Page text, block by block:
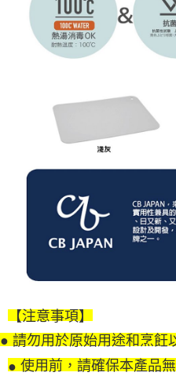
【注意事項】
● 請勿用於原始用途和烹飪
● 使用前，請確保本產品